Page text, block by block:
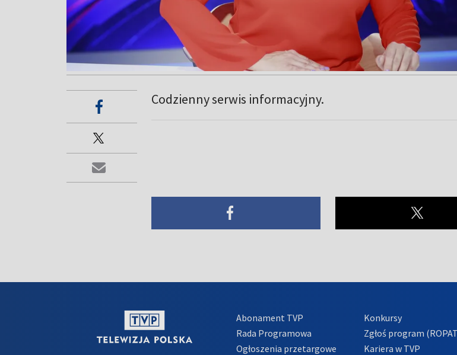
Codzienny serwis informacyjny.
Abonament TVP
Rada Programowa
Ogłoszenia przetargowe
Konkursy
Zgłoś program
Kariera w TVP